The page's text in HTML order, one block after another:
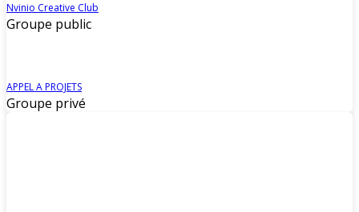
Nvinio Creative Club
Groupe public
APPEL A PROJETS
Groupe privé